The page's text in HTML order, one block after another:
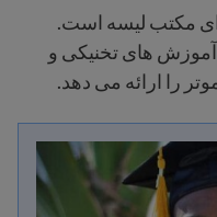
مکتب لیسه است.
دهد. آموزش های تخنیکی و
را ارائه می دهد.